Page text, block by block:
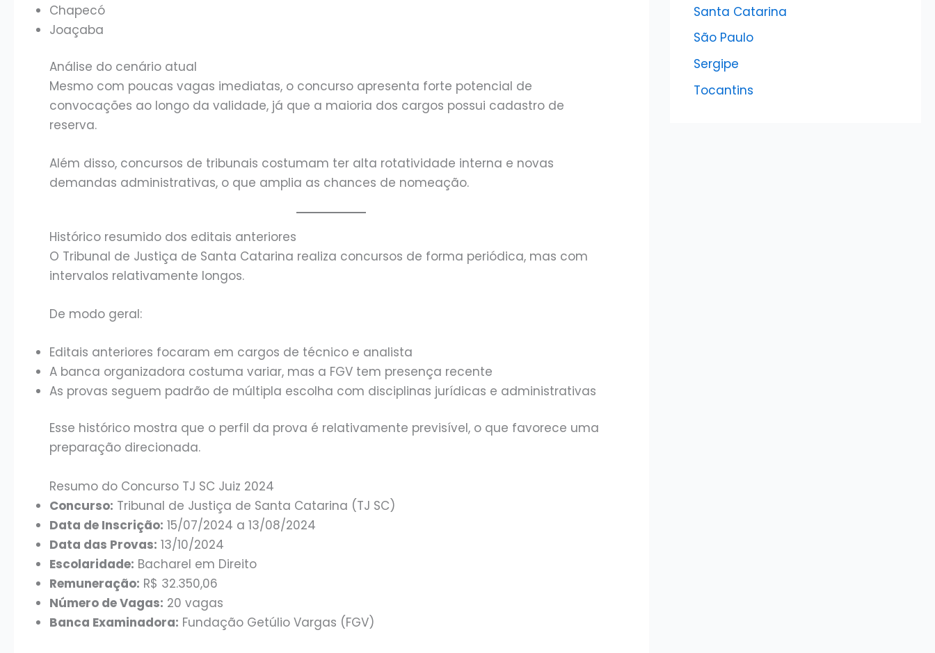
Chapecó
Joaçaba
Análise do cenário atual
Mesmo com poucas vagas imediatas, o concurso apresenta forte potencial de
convocações ao longo da validade, já que a maioria dos cargos possui cadastro de
reserva.
Além disso, concursos de tribunais costumam ter alta rotatividade interna e novas
demandas administrativas, o que amplia as chances de nomeação.
Histórico resumido dos editais anteriores
O Tribunal de Justiça de Santa Catarina realiza concursos de forma periódica, mas com
intervalos relativamente longos.
De modo geral:
Editais anteriores focaram em cargos de técnico e analista
A banca organizadora costuma variar, mas a FGV tem presença recente
As provas seguem padrão de múltipla escolha com disciplinas jurídicas e administrativas
Esse histórico mostra que o perfil da prova é relativamente previsível, o que favorece uma
preparação direcionada.
Resumo do Concurso TJ SC Juiz 2024
Concurso: Tribunal de Justiça de Santa Catarina (TJ SC)
Data de Inscrição: 15/07/2024 a 13/08/2024
Data das Provas: 13/10/2024
Escolaridade: Bacharel em Direito
Remuneração: R$ 32.350,06
Número de Vagas: 20 vagas
Banca Examinadora: Fundação Getúlio Vargas (FGV)
Santa Catarina
São Paulo
Sergipe
Tocantins